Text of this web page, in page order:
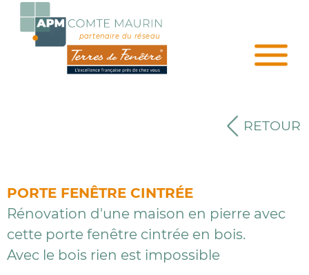
partenaire du réseau
RETOUR
PORTE FENÊTRE CINTRÉE
Rénovation d'une maison en pierre avec
cette porte fenêtre cintrée en bois.
Avec le bois rien est impossible